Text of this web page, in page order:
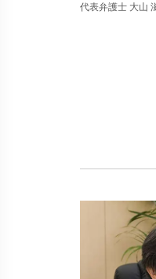
代表弁護士 大山